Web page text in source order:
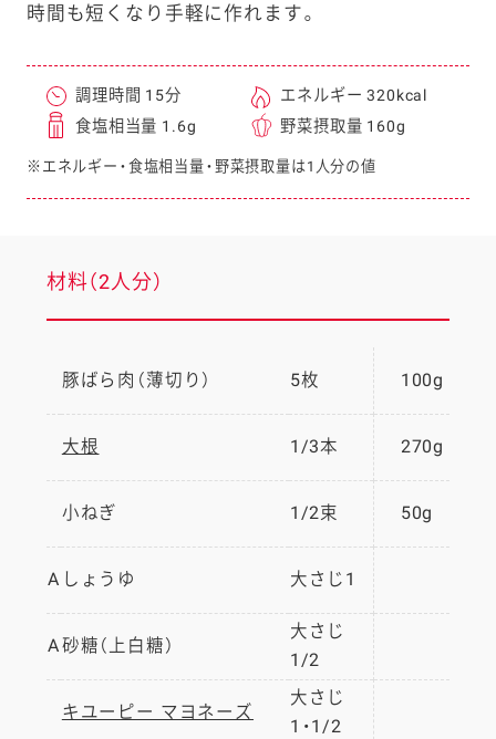
時間も短くなり手軽に作れます。
調理時間 15分
エネルギー 320kcal
食塩相当量 1.6g
野菜摂取量 160g
※エネルギー・食塩相当量・野菜摂取量は1人分の値
材料（2人分）
豚ばら肉（薄切り） 5枚 100g
大根 1/3本 270g
小ねぎ 1/2束 50g
A しょうゆ 大さじ1
A砂糖（上白糖）
大さじ
1/2
キユーピー マヨネーズ
大さじ
1・1/2